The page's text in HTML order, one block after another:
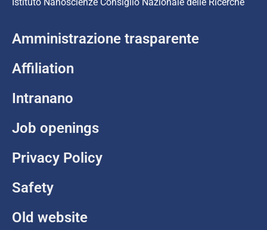
Amministrazione trasparente
Affiliation
Intranano
Job openings
Privacy Policy
Safety
Old website